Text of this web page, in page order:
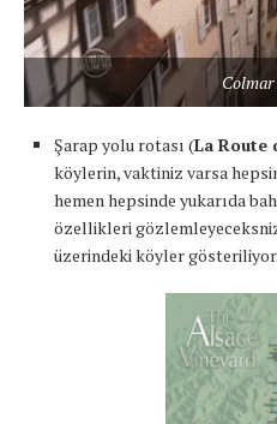
Şarap yolu rotası (La Route
köylerin, vaktiniz varsa
hemen hepsinde yukarıda
özellikleri
üzerindeki köyler gösteriliyor.